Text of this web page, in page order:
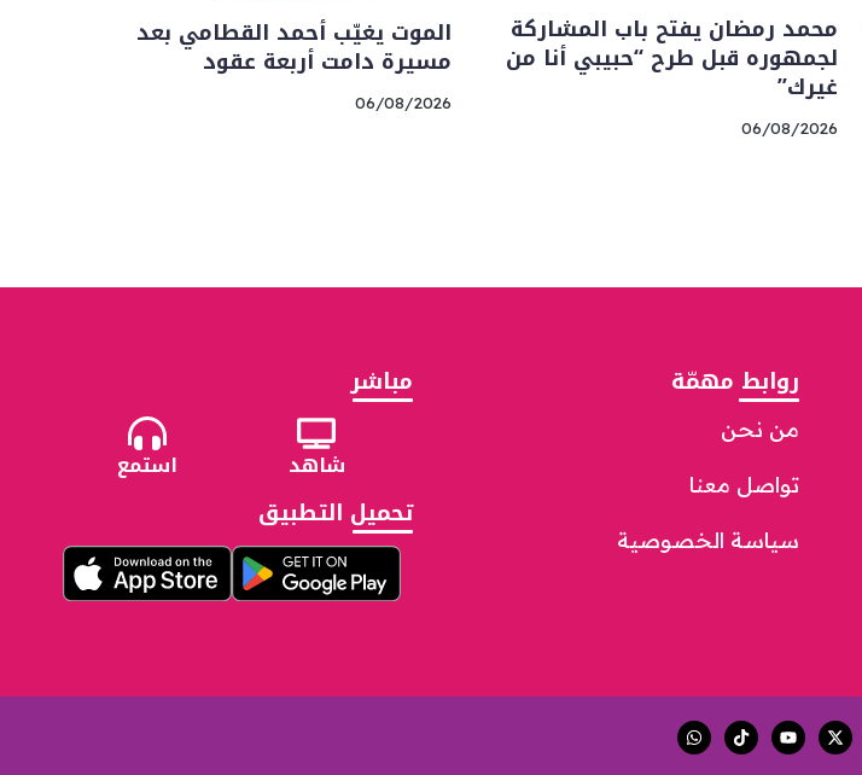
محمد رمضان يفتح باب المشاركة
لجمهوره قبل طرح “حبيبي أنا من
غيرك”
06/08/2026
الموت يغيّب أحمد القطامي بعد
مسيرة دامت أربعة عقود
06/08/2026
روابط مهمّة
من نحن
تواصل معنا
سياسة الخصوصية
مباشر
شاهد استمع
تحميل التطبيق